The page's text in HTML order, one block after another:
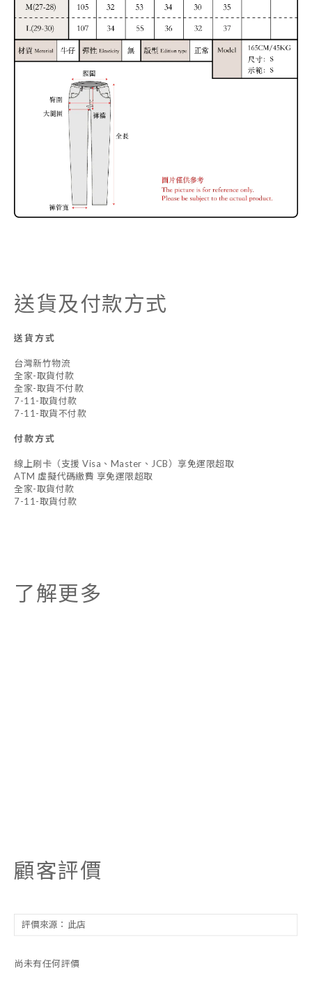
送貨及付款方式
送貨方式
台灣新竹物流
全家-取貨付款
全家-取貨不付款
7-11-取貨付款
7-11-取貨不付款
付款方式
線上刷卡（支援 Visa、Master、JCB）享免運限超取
ATM 虛擬代碼繳費 享免運限超取
全家-取貨付款
7-11-取貨付款
了解更多
顧客評價
尚未有任何評價